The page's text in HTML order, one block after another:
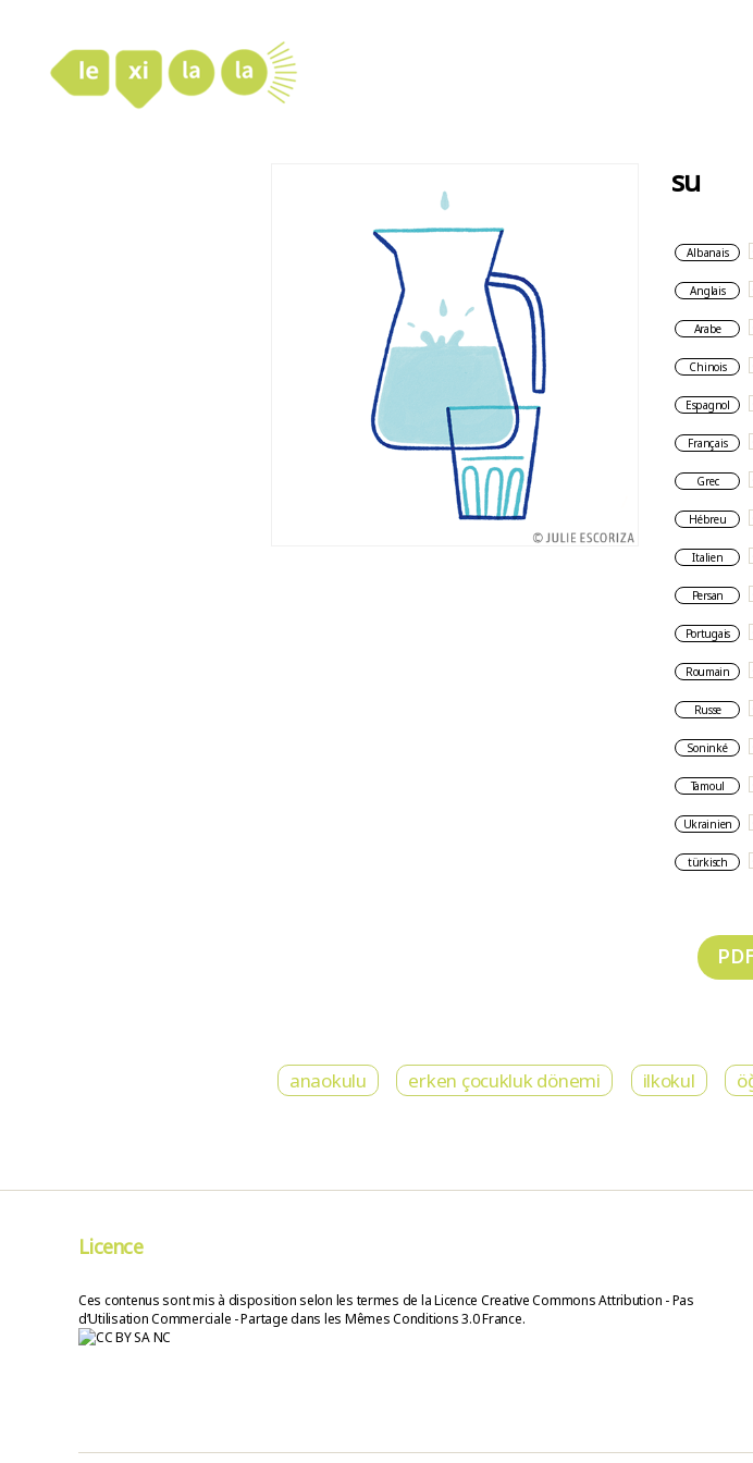
su
Albanais
Anglais
Arabe
Chinois
Espagnol
Français
Grec
Hébreu
Italien
Persan
Portugais
Roumain
Russe
Soninké
Tamoul
Ukrainien
türkisch
anaokulu erken çocukluk dönemi ilkokul
Licence
Ces contenus sont mis à disposition selon les termes de la Licence Creative Commons Attribution - Pas
d’Utilisation Commerciale - Partage dans les Mêmes Conditions 3.0 France.